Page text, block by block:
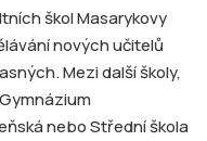
škol Masarykovy
nových učitelů
Mezi další školy,
nebo Střední škola